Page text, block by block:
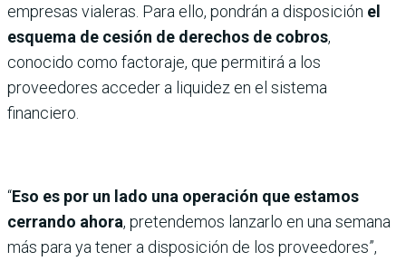
empresas vialeras. Para ello, pondrán a disposición el
esquema de cesión de derechos de cobros,
conocido como factoraje, que permitirá a los
proveedores acceder a liquidez en el sistema
financiero.
“Eso es por un lado una operación que estamos
cerrando ahora, pretendemos lanzarlo en una semana
más para ya tener a disposición de los proveedores”,